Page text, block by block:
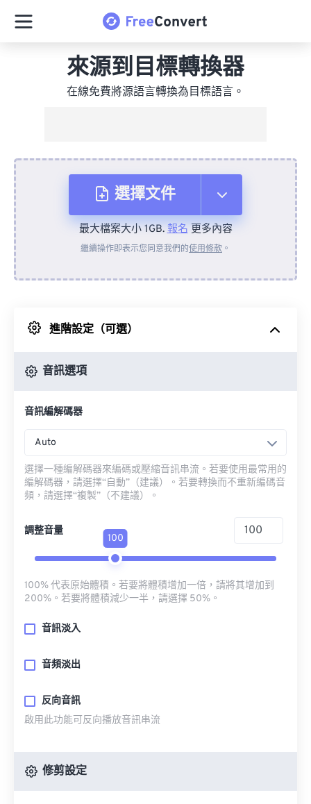
來源到目標轉換器
在線免費將源語言轉換為目標語言。
選擇文件
來自裝置
來自 Google 雲端硬碟
最大檔案大小 1GB.報名更多內容
繼續操作即表示您同意我們的使用條款 。
進階設定（可選）
音訊選項
音訊編解碼器
Auto
選擇一種編解碼器來編碼或壓縮音訊串流。若要使用最常用的
編解碼器，請選擇“自動”（建議）。若要轉換而不重新編碼音
頻，請選擇“複製”（不建議）。
調整音量
100
100% 代表原始體積。若要將體積增加一倍，請將其增加到
200%。若要將體積減少一半，請選擇 50%。
音訊淡入
音頻淡出
反向音訊
啟用此功能可反向播放音訊串流
修剪設定